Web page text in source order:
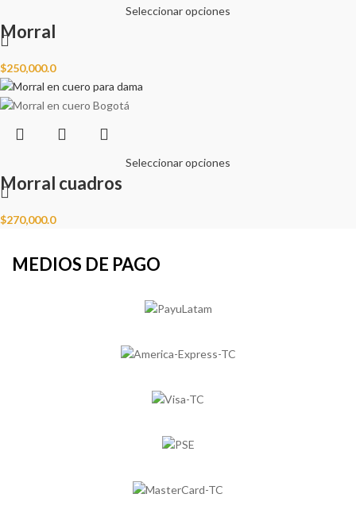
Seleccionar opciones
Morral
$250,000.0
Seleccionar opciones
Morral cuadros
$270,000.0
MEDIOS DE PAGO